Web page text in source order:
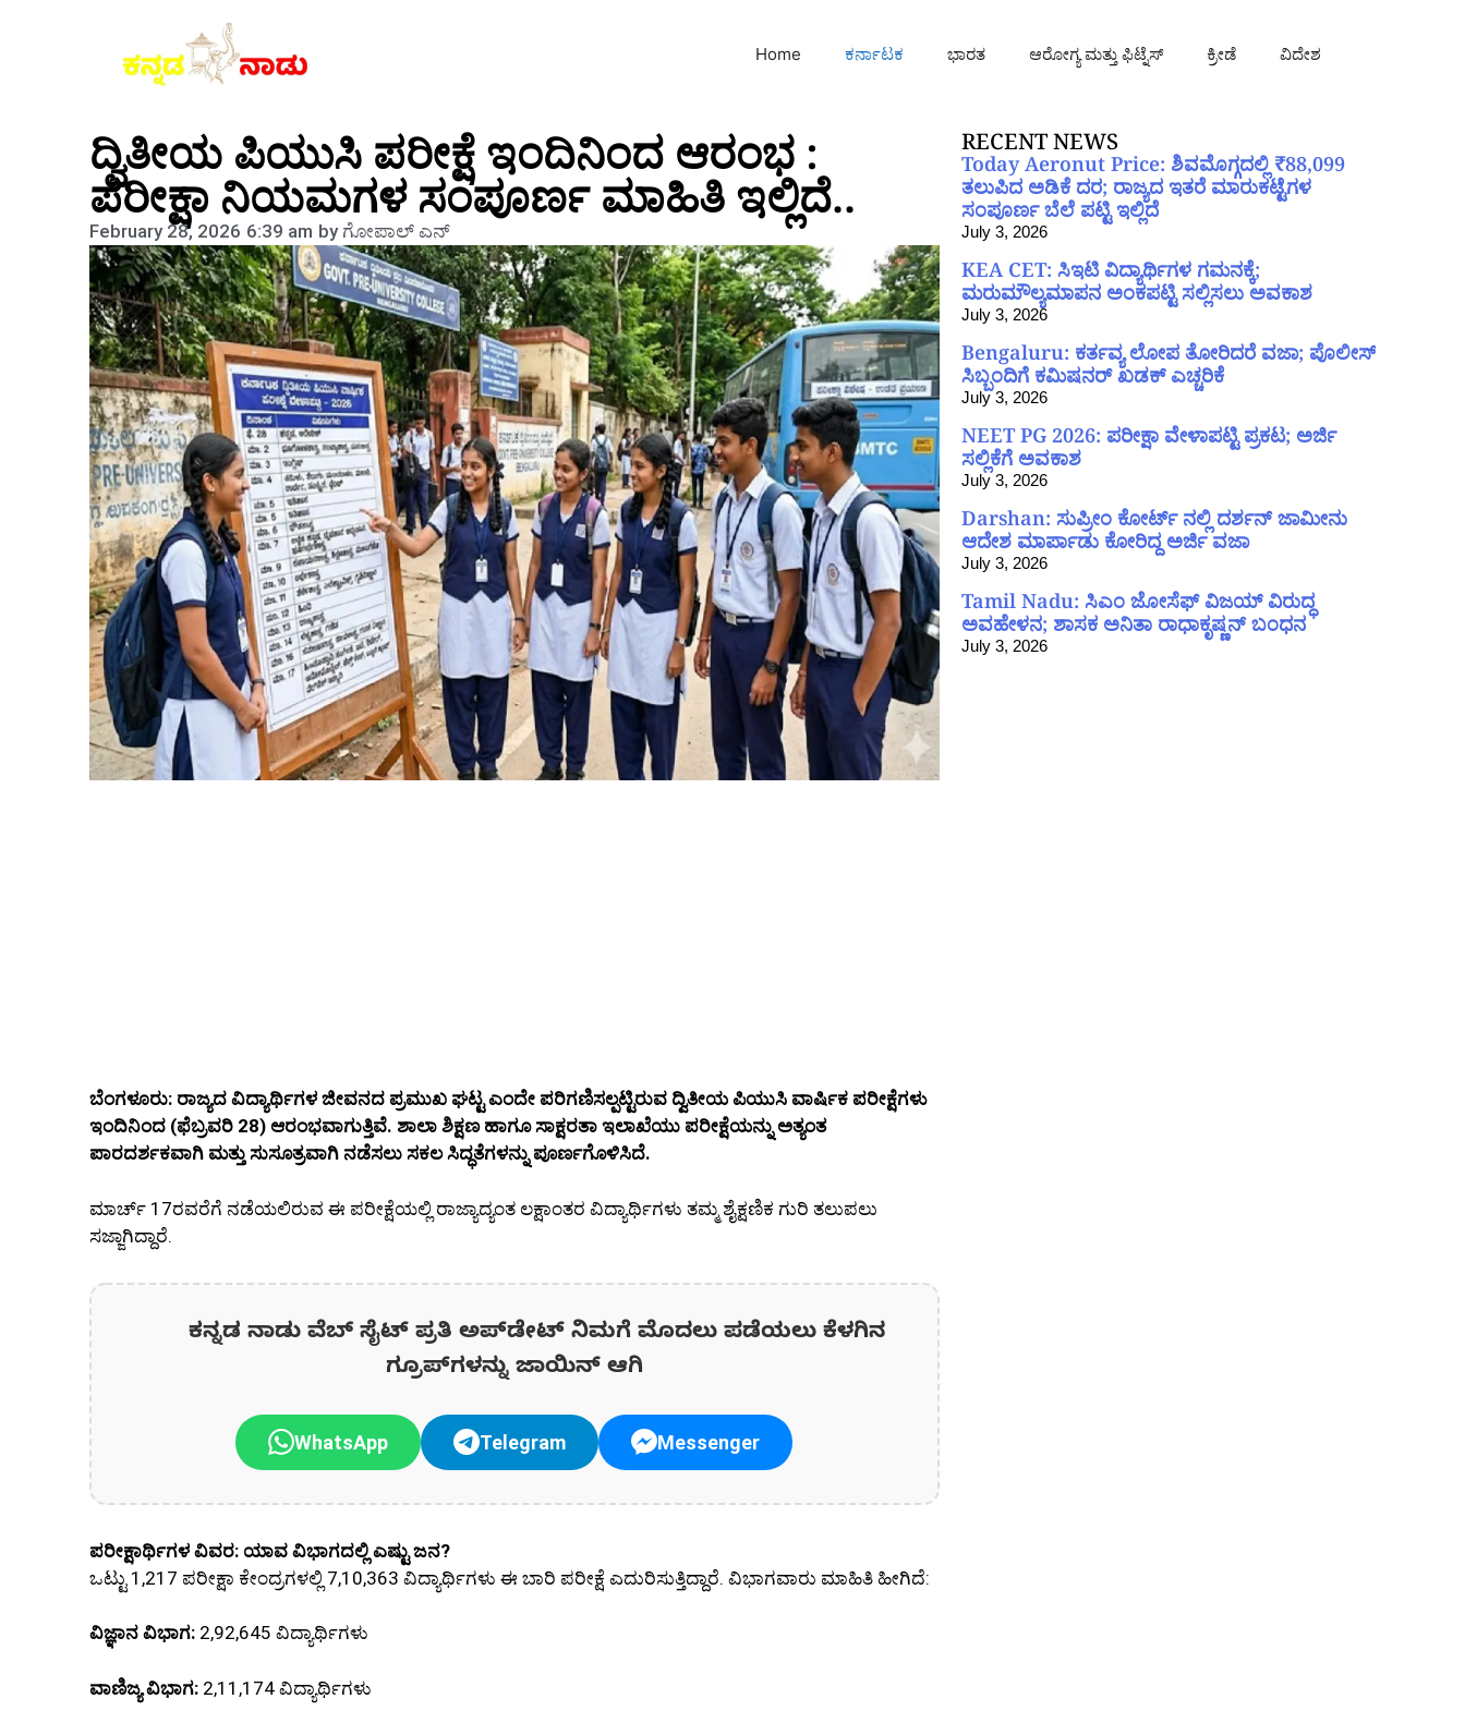
Home ಕರ್ನಾಟಕ ಭಾರತ ಆರೋಗ್ಯ ಮತ್ತು ಫಿಟ್ನೆಸ್ ಕ್ರೀಡೆ ವಿದೇಶ
ದ್ವಿತೀಯ ಪಿಯುಸಿ ಪರೀಕ್ಷೆ ಇಂದಿನಿಂದ ಆರಂಭ :
ಪರೀಕ್ಷಾ ನಿಯಮಗಳ ಸಂಪೂರ್ಣ ಮಾಹಿತಿ ಇಲ್ಲಿದೆ..
February 28, 2026 6:39 am byಗೋಪಾಲ್‌ ಎನ್‌
ಬೆಂಗಳೂರು: ರಾಜ್ಯದ ವಿದ್ಯಾರ್ಥಿಗಳ ಜೀವನದ ಪ್ರಮುಖ ಘಟ್ಟ ಎಂದೇ ಪರಿಗಣಿಸಲ್ಪಟ್ಟಿರುವ ದ್ವಿತೀಯ ಪಿಯುಸಿ ವಾರ್ಷಿಕ ಪರೀಕ್ಷೆಗಳು
ಇಂದಿನಿಂದ (ಫೆಬ್ರವರಿ 28) ಆರಂಭವಾಗುತ್ತಿವೆ. ಶಾಲಾ ಶಿಕ್ಷಣ ಹಾಗೂ ಸಾಕ್ಷರತಾ ಇಲಾಖೆಯು ಪರೀಕ್ಷೆಯನ್ನು ಅತ್ಯಂತ
ಪಾರದರ್ಶಕವಾಗಿ ಮತ್ತು ಸುಸೂತ್ರವಾಗಿ ನಡೆಸಲು ಸಕಲ ಸಿದ್ಧತೆಗಳನ್ನು ಪೂರ್ಣಗೊಳಿಸಿದೆ.
ಮಾರ್ಚ್ 17ರವರೆಗೆ ನಡೆಯಲಿರುವ ಈ ಪರೀಕ್ಷೆಯಲ್ಲಿ ರಾಜ್ಯಾದ್ಯಂತ ಲಕ್ಷಾಂತರ ವಿದ್ಯಾರ್ಥಿಗಳು ತಮ್ಮ ಶೈಕ್ಷಣಿಕ ಗುರಿ ತಲುಪಲು
ಸಜ್ಜಾಗಿದ್ದಾರೆ.
ಕನ್ನಡ ನಾಡು ವೆಬ್ ಸೈಟ್ ಪ್ರತಿ ಅಪ್‌ಡೇಟ್‌ ನಿಮಗೆ ಮೊದಲು ಪಡೆಯಲು ಕೆಳಗಿನ
ಗ್ರೂಪ್‌ಗಳನ್ನು ಜಾಯಿನ್ ಆಗಿ
WhatsApp Telegram Messenger
ಪರೀಕ್ಷಾರ್ಥಿಗಳ ವಿವರ: ಯಾವ ವಿಭಾಗದಲ್ಲಿ ಎಷ್ಟು ಜನ?
ಒಟ್ಟು 1,217 ಪರೀಕ್ಷಾ ಕೇಂದ್ರಗಳಲ್ಲಿ 7,10,363 ವಿದ್ಯಾರ್ಥಿಗಳು ಈ ಬಾರಿ ಪರೀಕ್ಷೆ ಎದುರಿಸುತ್ತಿದ್ದಾರೆ. ವಿಭಾಗವಾರು ಮಾಹಿತಿ ಹೀಗಿದೆ:
ವಿಜ್ಞಾನ ವಿಭಾಗ: 2,92,645 ವಿದ್ಯಾರ್ಥಿಗಳು
ವಾಣಿಜ್ಯ ವಿಭಾಗ: 2,11,174 ವಿದ್ಯಾರ್ಥಿಗಳು
RECENT NEWS
Today Aeronut Price: ಶಿವಮೊಗ್ಗದಲ್ಲಿ ₹88,099
ತಲುಪಿದ ಅಡಿಕೆ ದರ; ರಾಜ್ಯದ ಇತರೆ ಮಾರುಕಟ್ಟೆಗಳ
ಸಂಪೂರ್ಣ ಬೆಲೆ ಪಟ್ಟಿ ಇಲ್ಲಿದೆ
July 3, 2026
KEA CET: ಸಿಇಟಿ ವಿದ್ಯಾರ್ಥಿಗಳ ಗಮನಕ್ಕೆ;
ಮರುಮೌಲ್ಯಮಾಪನ ಅಂಕಪಟ್ಟಿ ಸಲ್ಲಿಸಲು ಅವಕಾಶ
July 3, 2026
Bengaluru: ಕರ್ತವ್ಯ ಲೋಪ ತೋರಿದರೆ ವಜಾ; ಪೊಲೀಸ್
ಸಿಬ್ಬಂದಿಗೆ ಕಮಿಷನರ್ ಖಡಕ್ ಎಚ್ಚರಿಕೆ
July 3, 2026
NEET PG 2026: ಪರೀಕ್ಷಾ ವೇಳಾಪಟ್ಟಿ ಪ್ರಕಟ; ಅರ್ಜಿ
ಸಲ್ಲಿಕೆಗೆ ಅವಕಾಶ
July 3, 2026
Darshan: ಸುಪ್ರೀಂ ಕೋರ್ಟ್ ನಲ್ಲಿ ದರ್ಶನ್ ಜಾಮೀನು
ಆದೇಶ ಮಾರ್ಪಾಡು ಕೋರಿದ್ದ ಅರ್ಜಿ ವಜಾ
July 3, 2026
Tamil Nadu: ಸಿಎಂ ಜೋಸೆಫ್ ವಿಜಯ್ ವಿರುದ್ಧ
ಅವಹೇಳನ; ಶಾಸಕ ಅನಿತಾ ರಾಧಾಕೃಷ್ಣನ್ ಬಂಧನ
July 3, 2026